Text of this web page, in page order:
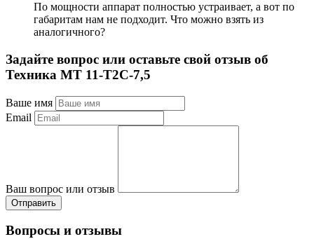
По мощности аппарат полностью устраивает, а вот по
габаритам нам не подходит. Что можно взять из
аналогичного?
Задайте вопрос или оставьте свой отзыв об
Техника МТ 11-Т2С-7,5
Ваше имя
Email
Ваш вопрос или отзыв
Отправить
Вопросы и отзывы